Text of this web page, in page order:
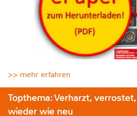
>> mehr erfahren
Topthema: Verharzt,
wieder wie neu